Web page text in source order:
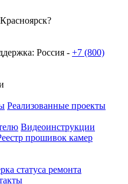
Россия - +7 (800)
Реализованные проекты
Видеоинструкции
прошивок камер
статуса ремонта